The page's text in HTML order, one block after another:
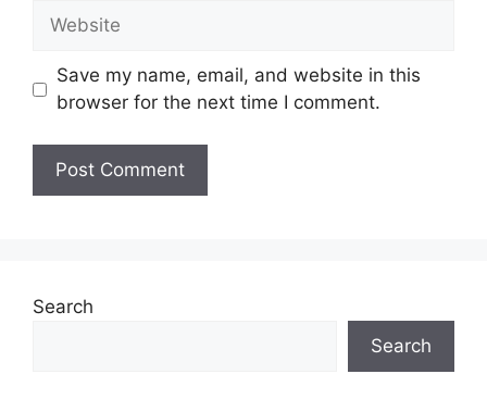
Website
Save my name, email, and website in this
browser for the next time I comment.
Search
Search